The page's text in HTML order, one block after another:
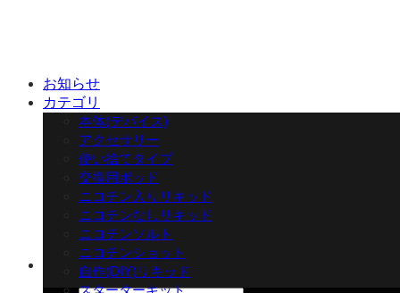
お知らせ
カテゴリ
本体(デバイス)
アクセサリー
使い捨てタイプ
交換用ポッド
ニコチン入りリキッド
ニコチンなしリキッド
ニコチンソルト
ニコチンショット
自作(DIY)リキッド
スターターキット